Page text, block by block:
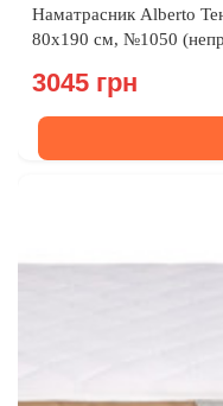
Наматрасник Alberto
80x190 см, №1050
3045 грн